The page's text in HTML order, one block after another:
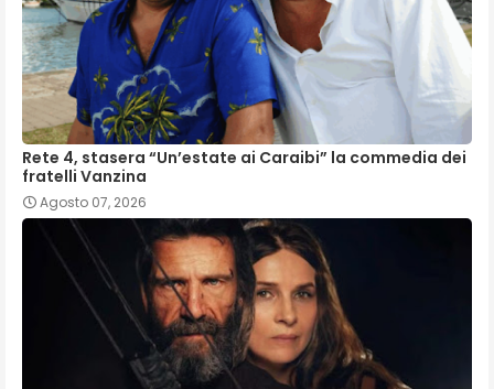
Rete 4, stasera “Un’estate ai Caraibi” la commedia dei
fratelli Vanzina
Agosto 07, 2026